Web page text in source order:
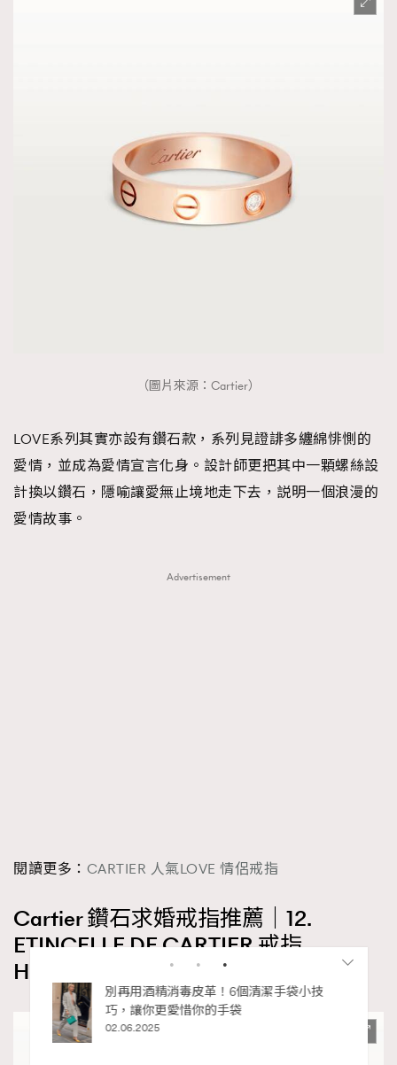
（圖片來源：Cartier）
LOVE系列其實亦設有鑽石款，系列見證誹多纏綿悱惻的
愛情，並成為愛情宣言化身。設計師更把其中一顆螺絲設
計換以鑽石，隱喻讓愛無止境地走下去，説明一個浪漫的
愛情故事。
Advertisement
閱讀更多： CARTIER 人氣LOVE 情侶戒指
Cartier 鑽石求婚戒指推薦｜12.
ETINCELLE DE CARTIER 戒指
HK$25,600
別再用酒精消毒皮革！6個清潔手袋小技
巧，讓你更愛惜你的手袋
02.06.2025